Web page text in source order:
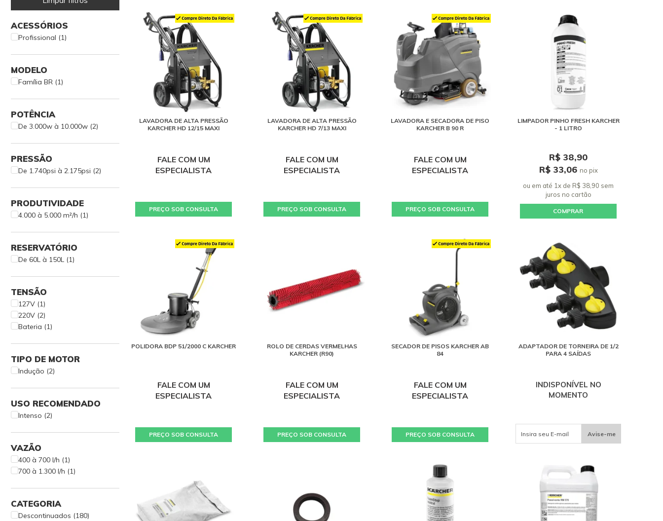
ACESSÓRIOS
Profissional (1)
MODELO
Família BR (1)
POTÊNCIA
De 3.000w à 10.000w (2)
PRESSÃO
De 1.740psi à 2.175psi (2)
PRODUTIVIDADE
4.000 à 5.000 m²/h (1)
RESERVATÓRIO
De 60L à 150L (1)
TENSÃO
127V (1)
220V (2)
Bateria (1)
TIPO DE MOTOR
Indução (2)
USO RECOMENDADO
Intenso (2)
VAZÃO
400 à 700 l/h (1)
700 à 1.300 l/h (1)
CATEGORIA
Descontinuados (180)
LAVADORA DE ALTA PRESSÃO
KARCHER HD 12/15 MAXI
FALE COM UM
ESPECIALISTA
PREÇO SOB CONSULTA
LAVADORA DE ALTA PRESSÃO
KARCHER HD 7/13 MAXI
FALE COM UM
ESPECIALISTA
PREÇO SOB CONSULTA
LAVADORA E SECADORA DE PISO
KARCHER B 90 R
FALE COM UM
ESPECIALISTA
PREÇO SOB CONSULTA
LIMPADOR PINHO FRESH KARCHER
- 1 LITRO
R$ 38,90
R$ 33,06 no pix
ou em até 1x de R$ 38,90 sem
juros no cartão
COMPRAR
POLIDORA BDP 51/2000 C KARCHER
FALE COM UM
ESPECIALISTA
PREÇO SOB CONSULTA
ROLO DE CERDAS VERMELHAS
KARCHER (R90)
FALE COM UM
ESPECIALISTA
PREÇO SOB CONSULTA
SECADOR DE PISOS KARCHER AB
84
FALE COM UM
ESPECIALISTA
PREÇO SOB CONSULTA
ADAPTADOR DE TORNEIRA DE 1/2
PARA 4 SAÍDAS
INDISPONÍVEL NO
MOMENTO
Avise-me